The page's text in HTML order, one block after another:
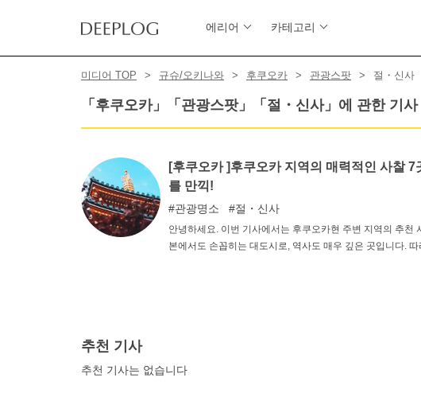
에리어 카테고리
미디어 TOP 규슈/오키나와 후쿠오카 관광스팟 절・신사
「후쿠오카」「관광스팟」「절・신사」에 관한 기사
[후쿠오카 ]후쿠오카 지역의 매력적인 사찰
를 만끽!
관광명소 절・신사
안녕하세요. 이번 기사에서는 후쿠오카현 주변 지역의 추천
본에서도 손꼽히는 대도시로, 역사도 매우 깊은 곳입니다.
추천 기사
추천 기사는 없습니다